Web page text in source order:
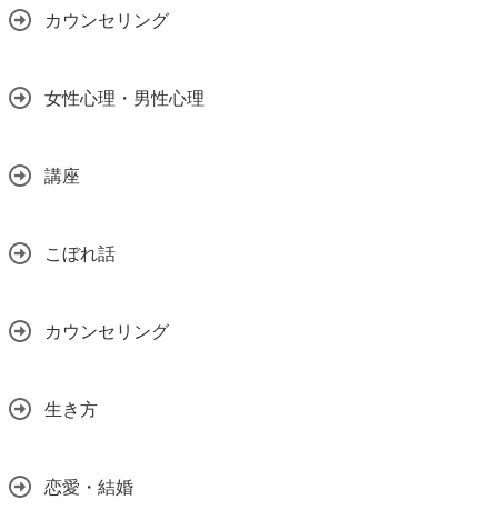
カウンセリング
女性心理・男性心理
講座
こぼれ話
カウンセリング
生き方
恋愛・結婚